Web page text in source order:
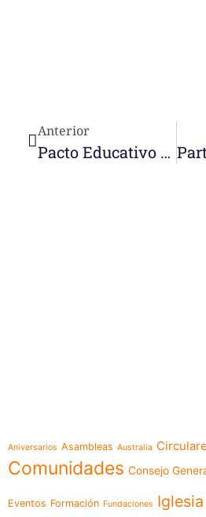
Anterior
Pacto Educativo Global
Aniversarios Asambleas Australia
Comunidades Consejo
Eventos Formación Fundaciones Iglesia